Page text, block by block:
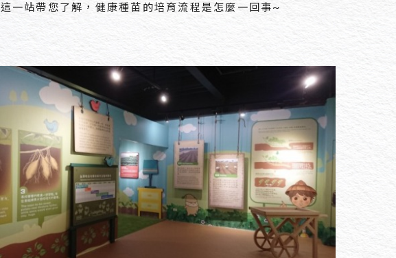
這一站帶您了解，健康種苗的培育流程是怎麼一回事~